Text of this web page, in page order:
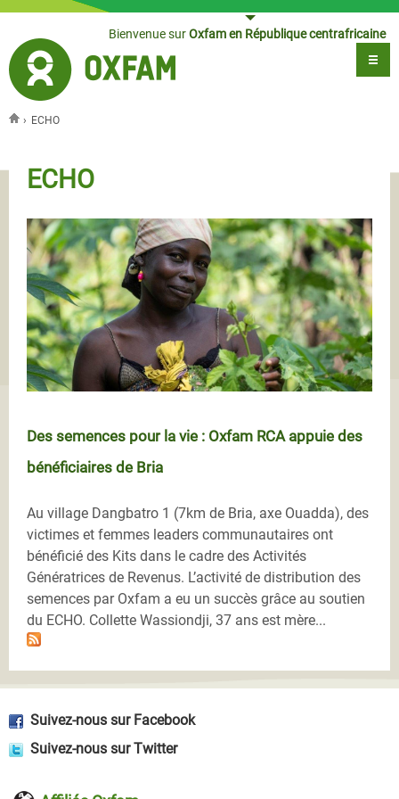
Jump to navigationBienvenue surOxfam en République centrafricaine
› ECHO
ECHO
Des semences pour la vie : Oxfam RCA appuie des
bénéficiaires de Bria
Au village Dangbatro 1 (7km de Bria, axe Ouadda), des
victimes et femmes leaders communautaires ont
bénéficié des Kits dans le cadre des Activités
Génératrices de Revenus. L’activité de distribution des
semences par Oxfam a eu un succès grâce au soutien
du ECHO. Collette Wassiondji, 37 ans est mère...
Suivez-nous sur Facebook
Suivez-nous sur Twitter